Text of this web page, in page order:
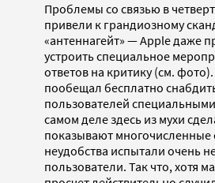
Проблемы со связью в
привели к грандиозному
«антеннагейт» — Apple даже
устроить специальное
ответов на критику (см.
пообещал бесплатно
пользователей
самом деле здесь из мухи
показывают
неудобства испытали очень
пользователи. Так что, хотя